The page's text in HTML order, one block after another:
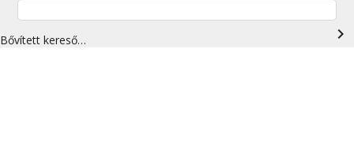
Bővített kereső… navigate_next